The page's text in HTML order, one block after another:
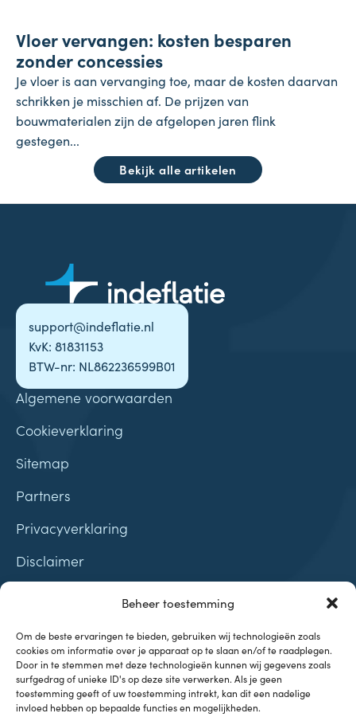
Beheer toestemming
Om de beste ervaringen te bieden, gebruiken wij technologieën zoals
cookies om informatie over je apparaat op te slaan en/of te raadplegen.
Door in te stemmen met deze technologieën kunnen wij gegevens zoals
surfgedrag of unieke ID's op deze site verwerken. Als je geen
toestemming geeft of uw toestemming intrekt, kan dit een nadelige
invloed hebben op bepaalde functies en mogelijkheden.
23 juli 2026
Vloer vervangen: kosten besparen
zonder concessies
Je vloer is aan vervanging toe, maar de kosten daarvan
schrikken je misschien af. De prijzen van
bouwmaterialen zijn de afgelopen jaren flink
gestegen...
Bekijk alle artikelen
support@indeflatie.nl
KvK: 81831153
BTW-nr: NL862236599B01
Algemene voorwaarden
Cookieverklaring
Sitemap
Partners
Privacyverklaring
Disclaimer